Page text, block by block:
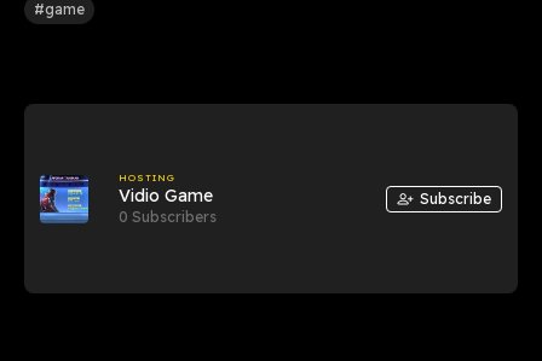
#game
HOSTING
Vidio Game
0 Subscribers
Subscribe